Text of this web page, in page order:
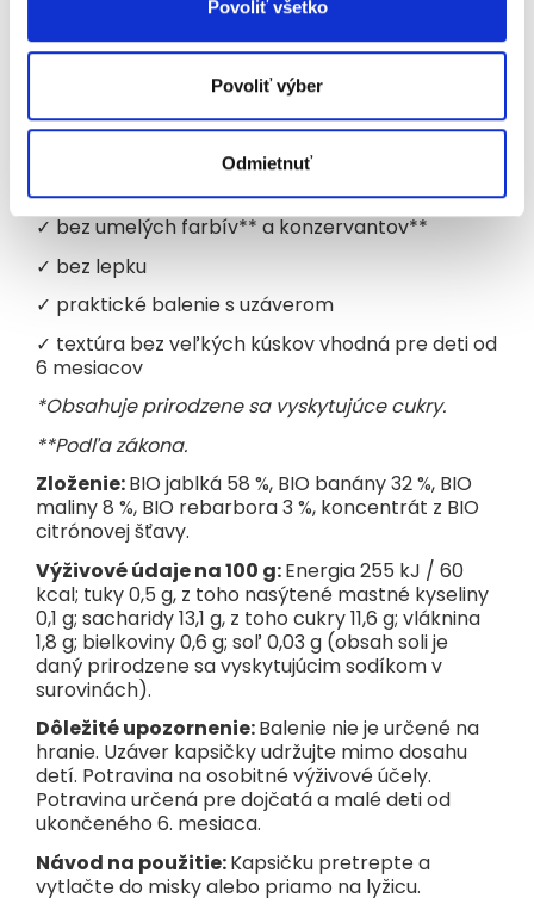
Povoliť všetko
Povoliť výber
Odmietnuť
ovocím môžu pochutnávať malí stravníci od
Hlavné vlastnosti
✓BIO kvalita
bez pridaného cukru*
✓bez pridanej vody
✓ bez umelých farbív** a konzervantov**
✓ bez lepku
✓ praktické balenie s uzáverom
✓ textúra bez veľkých kúskov vhodná pre deti od
6 mesiacov
*Obsahuje prirodzene sa vyskytujúce cukry.
**Podľa zákona.
Zloženie:BIO jablká 58 %, BIO banány 32 %, BIO
maliny 8 %, BIO rebarbora 3 %, koncentrát z BIO
citrónovej šťavy.
Výživové údaje na 100 g:Energia 255 kJ / 60
kcal; tuky 0,5 g, z toho nasýtené mastné kyseliny
0,1 g; sacharidy 13,1 g, z toho cukry 11,6 g; vláknina
1,8 g; bielkoviny 0,6 g; soľ 0,03 g (obsah soli je
daný prirodzene sa vyskytujúcim sodíkom v
surovinách).
Dôležité upozornenie:Balenie nie je určené na
hranie. Uzáver kapsičky udržujte mimo dosahu
detí. Potravina na osobitné výživové účely.
Potravina určená pre dojčatá a malé deti od
ukončeného 6. mesiaca.
Návod na použitie:Kapsičku pretrepte a
vytlačte do misky alebo priamo na lyžicu.